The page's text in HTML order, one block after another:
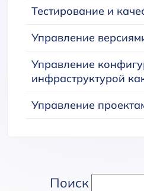
Тестирование и
Управление
Управление
инфраструктурой
Управление
Поиск